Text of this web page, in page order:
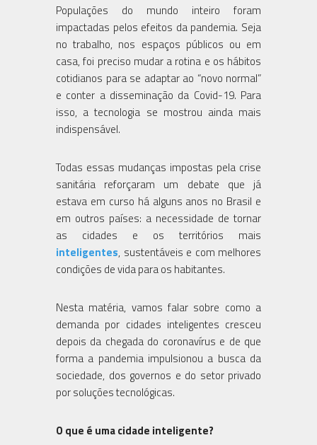
Populações do mundo inteiro foram
impactadas pelos efeitos da pandemia. Seja
no trabalho, nos espaços públicos ou em
casa, foi preciso mudar a rotina e os hábitos
cotidianos para se adaptar ao “novo normal”
e conter a disseminação da Covid-19. Para
isso, a tecnologia se mostrou ainda mais
indispensável.
Todas essas mudanças impostas pela crise
sanitária reforçaram um debate que já
estava em curso há alguns anos no Brasil e
em outros países: a necessidade de tornar
as cidades e os territórios mais
inteligentes, sustentáveis e com melhores
condições de vida para os habitantes.
Nesta matéria, vamos falar sobre como a
demanda por cidades inteligentes cresceu
depois da chegada do coronavírus e de que
forma a pandemia impulsionou a busca da
sociedade, dos governos e do setor privado
por soluções tecnológicas.
O que é uma cidade inteligente?